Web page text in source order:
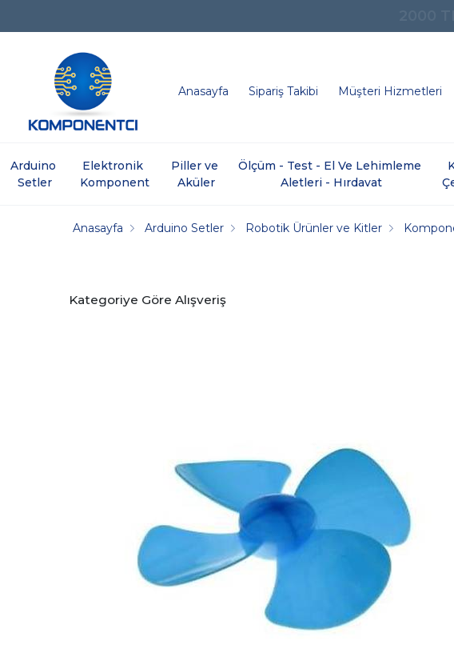
Anasayfa Sipariş Takibi Müşteri Hizmetleri
Arduino
Setler
Elektronik
Komponent
Piller ve
Aküler
Ölçüm - Test - El Ve Lehimleme
Aletleri - Hırdavat
Anasayfa Arduino Setler Robotik Ürünler ve Kitler
Kategoriye Göre Alışveriş